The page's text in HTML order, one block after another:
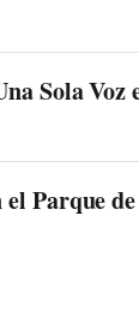
Sola Voz
Parque